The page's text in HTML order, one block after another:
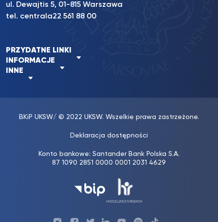
ul. Dewajtis 5, 01-815 Warszawa
tel. centrala22 561 88 00
PRZYDATNE LINKI
INFORMACJE
INNE
BKiP UKSW/ © 2022 UKSW. Wszelkie prawa zastrzeżone.
Deklaracja dostępności
Konto bankowe: Santander Bank Polska S.A.
87 1090 2851 0000 0001 2031 4629